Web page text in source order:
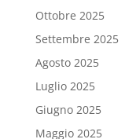
Ottobre 2025
Settembre 2025
Agosto 2025
Luglio 2025
Giugno 2025
Maggio 2025